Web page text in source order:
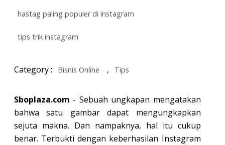
hastag paling populer di instagram
tips trik instagram
Category : Bisnis Online , Tips
Sboplaza.com - Sebuah ungkapan mengatakan
bahwa satu gambar dapat mengungkapkan
sejuta makna. Dan nampaknya, hal itu cukup
benar. Terbukti dengan keberhasilan Instagram